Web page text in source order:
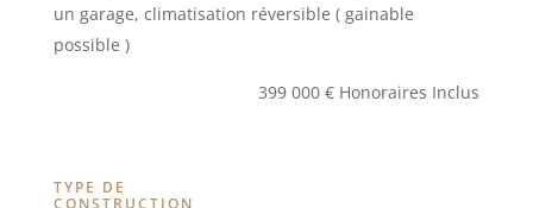
un garage, climatisation réversible ( gainable
possible )
399 000 € Honoraires Inclus
TYPE DE
CONSTRUCTION